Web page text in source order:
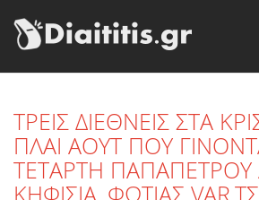
TΡΕΙΣ ΔΙΕΘΝΕΙΣ ΣΤΑ
ΠΛΑΙ ΑΟΥΤ ΠΟΥ
ΤΕΤΑΡΤΗ ΠΑΠΑΠΕΤΡΟΥ
ΚΗΦΙΣΙΑ ,ΦΩΤΙΑΣ